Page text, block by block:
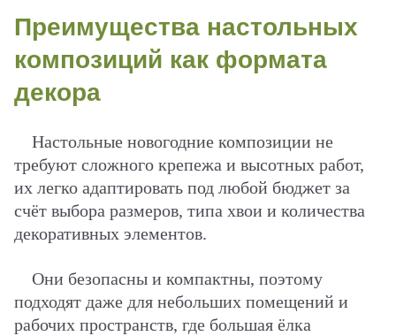
Преимущества настольных
композиций как формата
декора
Настольные новогодние композиции не
требуют сложного крепежа и высотных работ,
их легко адаптировать под любой бюджет за
счёт выбора размеров, типа хвои и количества
декоративных элементов.
Они безопасны и компактны, поэтому
подходят даже для небольших помещений и
рабочих пространств, где большая ёлка